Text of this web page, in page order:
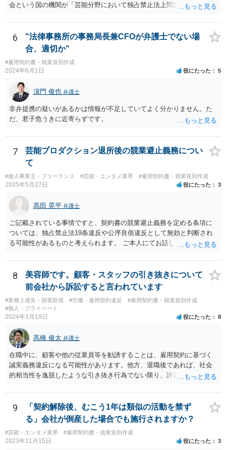
会という国の機関が「芸能分野において独占禁止法上問題となり得る
活動を⾏えない旨の義務を課し，⼜は移籍・独⽴した場合には芸能活
動を妨害する旨⽰唆して，移籍・独⽴を諦めさせること（優越的地位
の濫⽤等）を例示しています。 ライバー事務所にも同様のことが言え
る可能性があり、あなたのケースでも、独占禁止法上問題となり得ま
す。 ただし、「※これら⾏為が実際に独占禁⽌法違反となるかどうか
は，具体的態様に照らして個別に判断されることとなる。例えば，優
越的地位の濫⽤に関して，不当に不利益を与えるか否かは，課される
義務等の内容や期間が⽬的に照らして過⼤であるか，与える不利益の
程度，代償措置の有無やその⽔準，あらかじめ⼗分な協議が⾏われた
か等を考慮の上，個別具体的に判断される」という指摘もなされてい
るので、ご事案に応じ、挙げられている事情を具体的に検討して行く
必要があります。 なお、退所等で事務所側と揉めるようであれば、弁
護士に直接相談・依頼し、事務所側と交渉にあたってもらう方法もあ
るかと思います。 （参考）「⼈材分野における公正取引委員会の取
組」（令和元年９月２５日 公正取引委員会）６頁 https://www.jftc.g
o.jp/houdou/kouenkai/190925kondan_file/siryou2.pdf
6
"法律事務所の事務局長兼CFOが弁護士でない場
合、適切か"
#雇用契約書・就業規則作成
2024年6月1日 役にたった 5
濵門 俊也 弁護士
非弁提携の疑いがあるかは情報が不足していてよく分かりません。た
だ、君子危うきに近寄らずです。
7
芸能プロダクション退所後の競業避止義務につい
て
#個人事業主・フリーランス #芸能・エンタメ業界 #雇用契約書・就業規則作成
2025年5月27日 役にたった 3
髙田 晃平 弁護士
ご記載されている事情ですと、契約書の競業避止義務を定める条項に
ついては、独占禁止法19条違反や公序良俗違反として無効と判断され
る可能性があるものと考えられます。 ご本人にてお話しを進められる
で、弁護士を通じて交渉することも選択肢として取り得るかと思われ
ます。
8
美容師です。顧客・スタッフの引き抜きについて
前会社から訴訟すると言われています
#業務上過失・損害賠償 #労働・雇用契約違反
#雇用契約書・就業規則作成
#個人・プライベート
2024年3月19日 役にたった 8
髙橋 俊太 弁護士
在職中に、顧客や他の従業員等を勧誘することは、雇用契約に基づく
誠実義務違反になる可能性があります。他方、退職後であれば、社会
的相当性を逸脱したような引き抜き行為でない限り、許容されると考
ですが、①【前の職場を退職する際、お客様に伝えたときに今後のこ
とを聞かれた方やこれからも私に担当してもらいたい、と言ってくだ
さる方にはSNS（インスタ・LINE等）を教えていて決まったら報告し
ますと伝えていました。】という点に関し、一応、在職中の行為と言
えそうなので、誠実義務違反との関係が問題になり得ると思われま
す。一方、②については特に問題にはならないように思われます。 な
9
「契約解除後、むこう1年は類似の活動を禁ず
る」会社が倒産した場合でも施行されますか？
#芸能・エンタメ業界 #雇用契約書・就業規則作成
2023年11月15日 役にたった 3